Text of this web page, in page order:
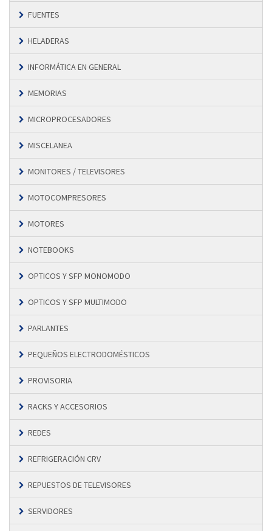
FUENTES
HELADERAS
INFORMÁTICA EN GENERAL
MEMORIAS
MICROPROCESADORES
MISCELANEA
MONITORES / TELEVISORES
MOTOCOMPRESORES
MOTORES
NOTEBOOKS
OPTICOS Y SFP MONOMODO
OPTICOS Y SFP MULTIMODO
PARLANTES
PEQUEÑOS ELECTRODOMÉSTICOS
PROVISORIA
RACKS Y ACCESORIOS
REDES
REFRIGERACIÓN CRV
REPUESTOS DE TELEVISORES
SERVIDORES